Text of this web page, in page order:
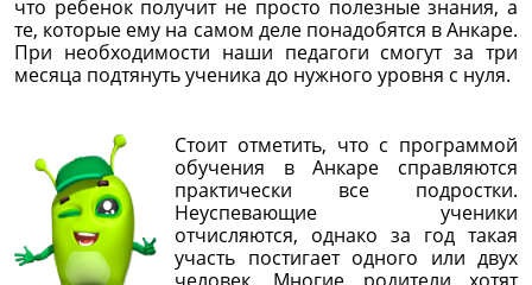
что ребенок получит не просто полезные знания, а
те, которые ему на самом деле понадобятся в Анкаре.
При необходимости наши педагоги смогут за три
месяца подтянуть ученика до нужного уровня с нуля.
Стоит отметить, что с программой
обучения в Анкаре справляются
практически все подростки.
Неуспевающие ученики
отчисляются, однако за год такая
участь постигает одного или двух